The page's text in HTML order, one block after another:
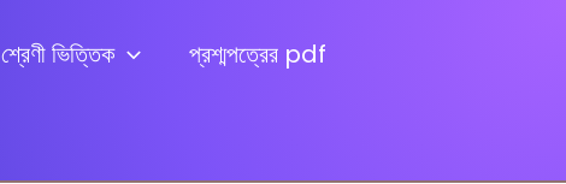
শ্রেণী ভিত্তিক প্রশ্মপত্রের pdf